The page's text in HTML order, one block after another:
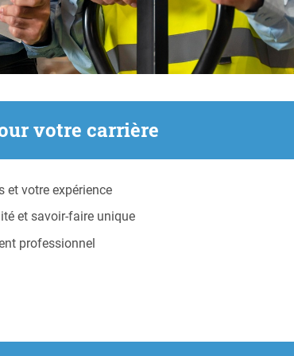
votre carrière
et votre expérience
et savoir-faire unique
professionnel